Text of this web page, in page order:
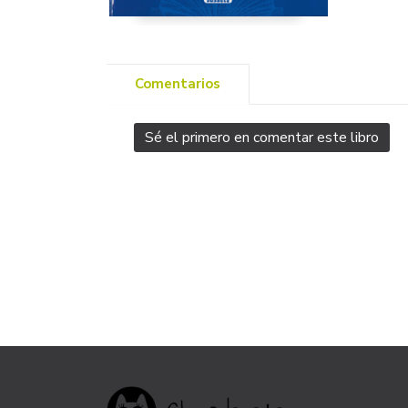
Comentarios
Sé el primero en comentar este libro